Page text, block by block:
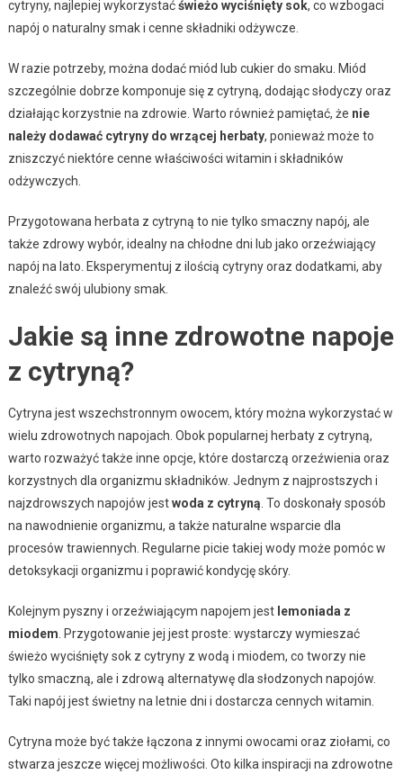
cytryny, najlepiej wykorzystaćświeżo wyciśnięty sok, co wzbogaci
napój o naturalny smak i cenne składniki odżywcze.
W razie potrzeby, można dodać miód lub cukier do smaku. Miód
szczególnie dobrze komponuje się z cytryną, dodając słodyczy oraz
działając korzystnie na zdrowie. Warto również pamiętać, że nie
należy dodawać cytryny do wrzącej herbaty, ponieważ może to
zniszczyć niektóre cenne właściwości witamin i składników
odżywczych.
Przygotowana herbata z cytryną to nie tylko smaczny napój, ale
także zdrowy wybór, idealny na chłodne dni lub jako orzeźwiający
napój na lato. Eksperymentuj z ilością cytryny oraz dodatkami, aby
znaleźć swój ulubiony smak.
Jakie są inne zdrowotne napoje
z cytryną?
Cytryna jest wszechstronnym owocem, który można wykorzystać w
wielu zdrowotnych napojach. Obok popularnej herbaty z cytryną,
warto rozważyć także inne opcje, które dostarczą orzeźwienia oraz
korzystnych dla organizmu składników. Jednym z najprostszych i
najzdrowszych napojów jestwoda z cytryną . To doskonały sposób
na nawodnienie organizmu, a także naturalne wsparcie dla
procesów trawiennych. Regularne picie takiej wody może pomóc w
detoksykacji organizmu i poprawić kondycję skóry.
Kolejnym pyszny i orzeźwiającym napojem jest lemoniada z
miodem . Przygotowanie jej jest proste: wystarczy wymieszać
świeżo wyciśnięty sok z cytryny z wodą i miodem, co tworzy nie
tylko smaczną, ale i zdrową alternatywę dla słodzonych napojów.
Taki napój jest świetny na letnie dni i dostarcza cennych witamin.
Cytryna może być także łączona z innymi owocami oraz ziołami, co
stwarza jeszcze więcej możliwości. Oto kilka inspiracji na zdrowotne